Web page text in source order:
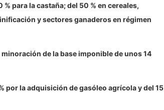
para la castaña; del 50 % en cereales,
y sectores ganaderos en régimen
de la base imponible de unos 14
por la adquisición de gasóleo agrícola y del 15